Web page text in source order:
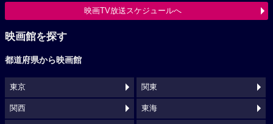
映画TV放送スケジュールへ
映画館を探す
都道府県から映画館
東京 関東
関西 東海